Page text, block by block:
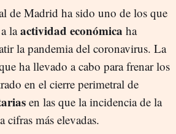
de Madrid ha sido uno de los que
laactividad económica ha
la pandemia del coronavirus. La
ha llevado a cabo para frenar los
en el cierre perimetral de
en las que la incidencia de la
cifras más elevadas.